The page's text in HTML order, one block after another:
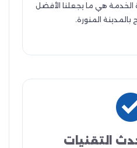
هي ما يجعلنا الأفضل
المنورة.
التقنيات